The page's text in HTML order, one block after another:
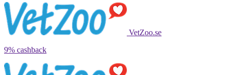
VetZoo.se
9% cashback